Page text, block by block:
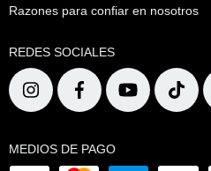
Razones para confiar en nosotros
REDES SOCIALES
MEDIOS DE PAGO